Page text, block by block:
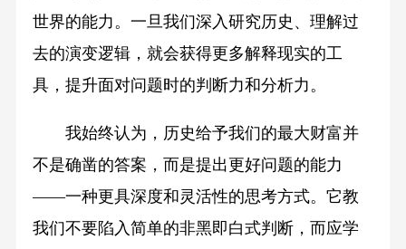
世界的能力。一旦我们深入研究历史、理解过
去的演变逻辑，就会获得更多解释现实的工
具，提升面对问题时的判断力和分析力。
我始终认为，历史给予我们的最大财富并
不是确凿的答案，而是提出更好问题的能力
——一种更具深度和灵活性的思考方式。它教
我们不要陷入简单的非黑即白式判断，而应学